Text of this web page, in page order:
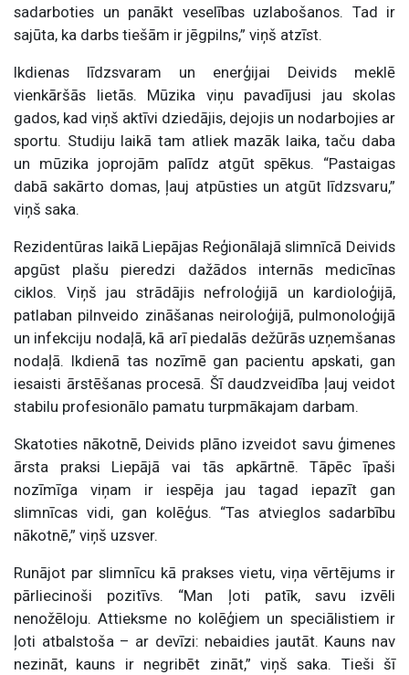
sadarboties un panākt veselības uzlabošanos. Tad ir
sajūta, ka darbs tiešām ir jēgpilns,” viņš atzīst.
Ikdienas līdzsvaram un enerģijai Deivids meklē
vienkāršās lietās. Mūzika viņu pavadījusi jau skolas
gados, kad viņš aktīvi dziedājis, dejojis un nodarbojies ar
sportu. Studiju laikā tam atliek mazāk laika, taču daba
un mūzika joprojām palīdz atgūt spēkus. “Pastaigas
dabā sakārto domas, ļauj atpūsties un atgūt līdzsvaru,”
viņš saka.
Rezidentūras laikā Liepājas Reģionālajā slimnīcā Deivids
apgūst plašu pieredzi dažādos internās medicīnas
ciklos. Viņš jau strādājis nefroloģijā un kardioloģijā,
patlaban pilnveido zināšanas neiroloģijā, pulmonoloģijā
un infekciju nodaļā, kā arī piedalās dežūrās uzņemšanas
nodaļā. Ikdienā tas nozīmē gan pacientu apskati, gan
iesaisti ārstēšanas procesā. Šī daudzveidība ļauj veidot
stabilu profesionālo pamatu turpmākajam darbam.
Skatoties nākotnē, Deivids plāno izveidot savu ģimenes
ārsta praksi Liepājā vai tās apkārtnē. Tāpēc īpaši
nozīmīga viņam ir iespēja jau tagad iepazīt gan
slimnīcas vidi, gan kolēģus. “Tas atvieglos sadarbību
nākotnē,” viņš uzsver.
Runājot par slimnīcu kā prakses vietu, viņa vērtējums ir
pārliecinoši pozitīvs. “Man ļoti patīk, savu izvēli
nenožēloju. Attieksme no kolēģiem un speciālistiem ir
ļoti atbalstoša – ar devīzi: nebaidies jautāt. Kauns nav
nezināt, kauns ir negribēt zināt,” viņš saka. Tieši šī